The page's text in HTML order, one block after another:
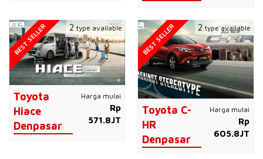
Toyota
Hiace
Denpasar
Harga mulai
Rp
571.8JT
BEST SELLER 2type available
Toyota C-
HR
Denpasar
Harga mulai
Rp
605.8JT
BEST SELLER 2 type available